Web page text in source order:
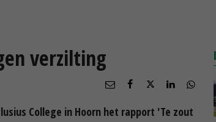
verzilting
College in Hoorn het rapport 'Te zout